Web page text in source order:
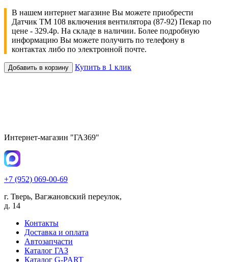
В нашем интернет магазине Вы можете приобрести
Датчик ТМ 108 включения вентилятора (87-92) Пекар по
цене - 329.4р. На складе в наличии. Более подробную
информацию Вы можете получить по телефону в
контактах либо по электронной почте.
Добавить в корзину Купить в 1 клик
Интернет-магазин "ГАЗ69"
+7 (952) 069-00-69
г. Тверь, Вагжановский переулок,
д. 14
Контакты
Доставка и оплата
Автозапчасти
Каталог ГАЗ
Каталог G-PART